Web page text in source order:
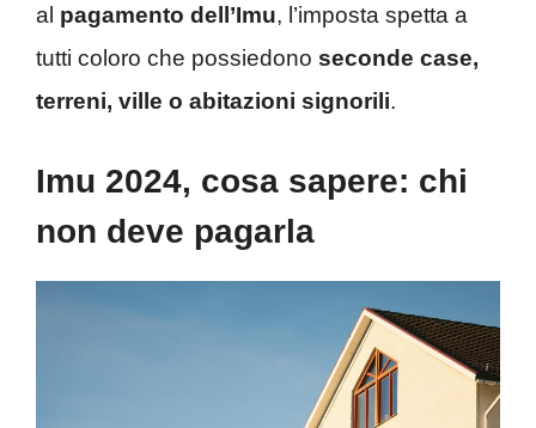
al pagamento dell’Imu, l’imposta spetta a
tutti coloro che possiedono seconde case,
terreni, ville o abitazioni signorili.
Imu 2024, cosa sapere: chi
non deve pagarla